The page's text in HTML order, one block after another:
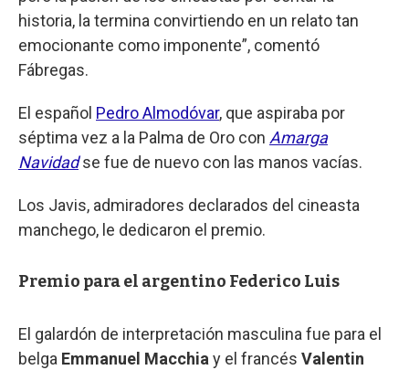
historia, la termina convirtiendo en un relato tan
emocionante como imponente”, comentó
Fábregas.
El español Pedro Almodóvar, que aspiraba por
séptima vez a la Palma de Oro con Amarga
Navidadse fue de nuevo con las manos vacías.
Los Javis, admiradores declarados del cineasta
manchego, le dedicaron el premio.
Premio para el argentino Federico Luis
El galardón de interpretación masculina fue para el
belga Emmanuel Macchiay el francés Valentin